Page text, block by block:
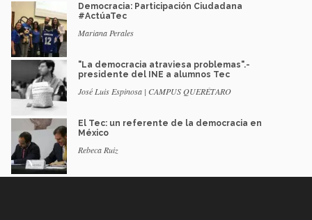
Democracia: Participación Ciudadana
#ActúaTec
Mariana Perales
"La democracia atraviesa problemas".-
presidente del INE a alumnos Tec
José Luis Espinosa | CAMPUS QUERÉTARO
El Tec: un referente de la democracia en
México
Rebeca Ruiz